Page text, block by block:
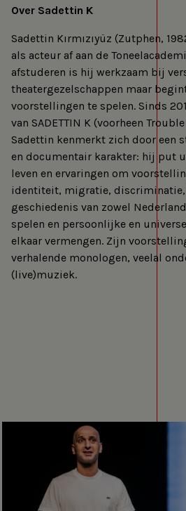
Over Sadettin K
Sadettin Kırmızıyüz (Zutphen,
als acteur af aan de
afstuderen is hij werkzaam bij
theatergezelschappen maar
voorstellingen te spelen. Sinds
van SADETTIN K (voorheen
Sadettin kenmerkt zich door een
en documentair karakter: hij put
leven en ervaringen om
identiteit, migratie,
geschiedenis van zowel
spelen en persoonlijke en
elkaar vermengen. Zijn
verhalende monologen, veelal
(live)muziek.